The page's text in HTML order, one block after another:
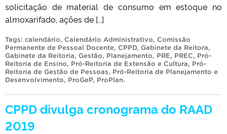
solicitação de material de consumo em estoque no
almoxarifado, ações de […]
Tags: calendário, Calendário Administrativo, Comissão
Permanente de Pessoal Docente, CPPD, Gabinete da Reitora,
Gabinete da Reitoria, Gestão, Planejamento, PRE, PREC, Pró-
Reitoria de Ensino, Pró-Reitoria de Extensão e Cultura, Pró-
Reitoria de Gestão de Pessoas, Pró-Reitoria de Planejamento e
Desenvolvimento, ProGeP, ProPlan.
CPPD divulga cronograma do RAAD
2019